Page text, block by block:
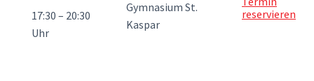
17:30 – 20:30
Uhr
Gymnasium St.
Kaspar
reservieren